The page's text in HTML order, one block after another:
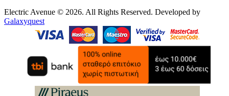
Electric Avenue © 2026. All Rights Reserved. Developed by
Galaxyquest